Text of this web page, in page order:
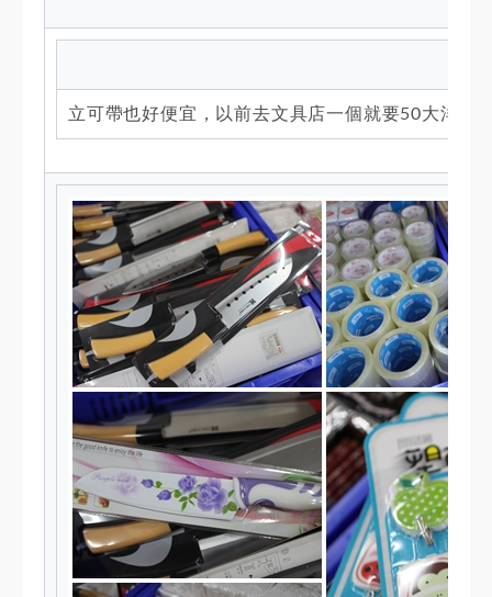
立可帶也好便宜，以前去文具店一個就要50大洋了